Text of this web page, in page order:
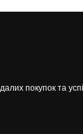
покупок та